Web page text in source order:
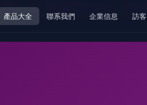
-另类图片88-另
產品大全 聯系我們 企業信息 訪